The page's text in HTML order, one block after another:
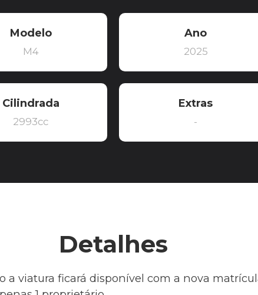
Modelo
M4
Ano
2025
Cilindrada
2993cc
Extras
-
Detalhes
a viatura ficará disponível com a nova